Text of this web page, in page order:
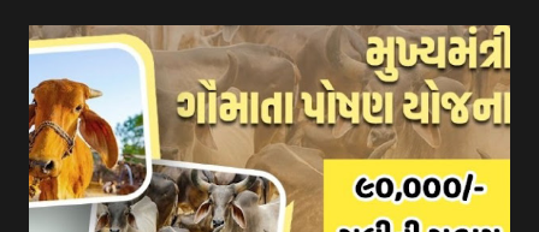
Scholarships (United Kingdom) - Erasmus+ Program
(European Union) 2. University Scholarships: Most
universities have their own scholarship programs for
international students. These scholarships are often based
on academic merit, talent, or specific criteria set by the
university. 3. Private Scholarships: Various private